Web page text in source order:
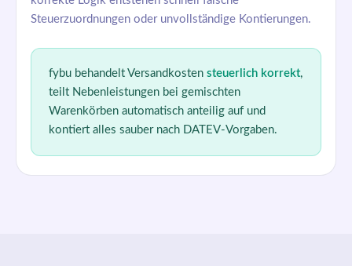
Steuerzuordnungen oder unvollständige Kontierungen.
fybu behandelt Versandkosten steuerlich korrekt,
teilt Nebenleistungen bei gemischten
Warenkörben automatisch anteilig auf und
kontiert alles sauber nach DATEV-Vorgaben.